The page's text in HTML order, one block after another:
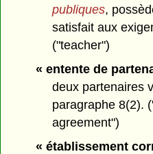
publiques,
satisfait aux
("teacher")
« entente de
deux partenaires
paragraphe 8(2).
agreement")
« établissement